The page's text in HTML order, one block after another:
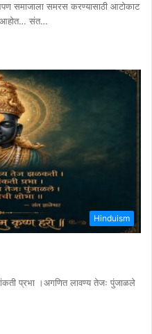
समाजाला समरस करण्यासाठी आटोकाट
आहोत… संत…
Hinduism
प्रभा ।अगणित लावण्य तेजः पुंजाळले